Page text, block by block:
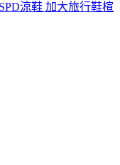
涼鞋 加大旅行鞋楦